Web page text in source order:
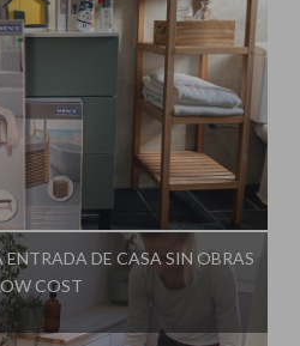
Steffido
DE CASA SIN OBRAS
COST